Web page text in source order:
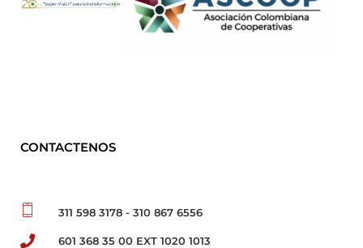
CONTACTENOS
311 598 3178 - 310 867 6556
601 368 35 00 EXT 1020 1013